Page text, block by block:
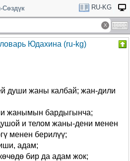
Сөздүк RU-KG
Юдахина (ru-kg)
души жаны калбай; жан-дили
жанымын бардыгынча;
и телом жаны-дени менен
менен берилүү;
адам;
бир да адам жок;